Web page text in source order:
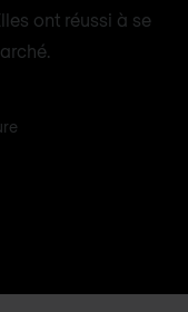
ont réussi à se